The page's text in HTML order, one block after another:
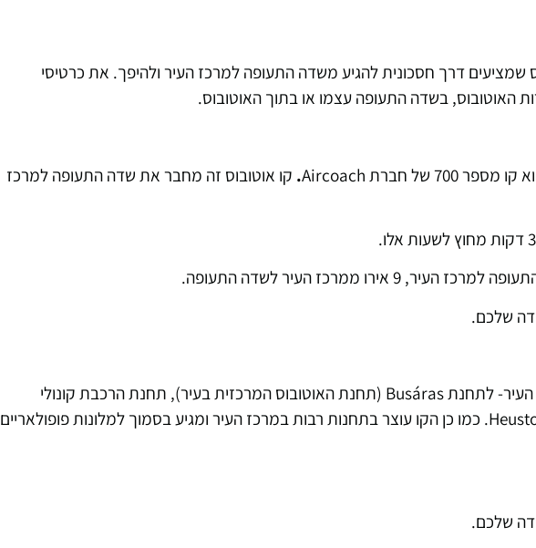
דרך חסכונית להגיע משדה התעופה למרכז העיר ולהיפך. את כרטיסי
האוטובוס, בשדה התעופה עצמו או בתוך האוטובוס.
700 של חברת
Aircoach
. קו אוטובוס זה מחבר את שדה התעופה למרכז
מחבר את שדה התעופה למרכז העיר- לתחנת Busáras (תחנת האוטובוס המרכזית בעיר), תחנת הרכבת קונולי
(Connolly Train Station) ותחנת הרכבת Heuston Station. כמו כן הקו עוצר בתחנות רבות במרכז העיר ומגיע בסמוך למלונות פופולאריים